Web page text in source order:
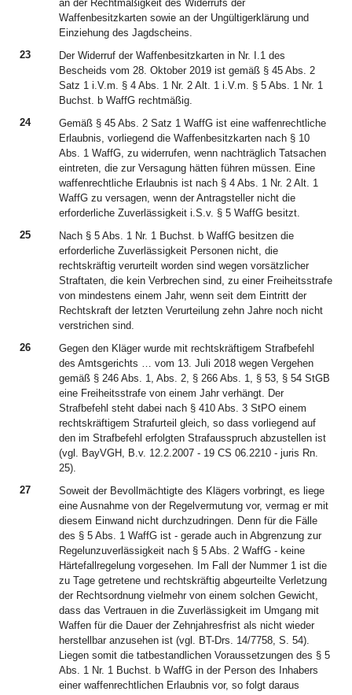
an der Rechtmäßigkeit des Widerrufs der
Waffenbesitzkarten sowie an der Ungültigerklärung und
Einziehung des Jagdscheins.
23
Der Widerruf der Waffenbesitzkarten in Nr. I.1 des
Bescheids vom 28. Oktober 2019 ist gemäß § 45 Abs. 2
Satz 1 i.V.m. § 4 Abs. 1 Nr. 2 Alt. 1 i.V.m. § 5 Abs. 1 Nr. 1
Buchst. b WaffG rechtmäßig.
24
Gemäß § 45 Abs. 2 Satz 1 WaffG ist eine waffenrechtliche
Erlaubnis, vorliegend die Waffenbesitzkarten nach § 10
Abs. 1 WaffG, zu widerrufen, wenn nachträglich Tatsachen
eintreten, die zur Versagung hätten führen müssen. Eine
waffenrechtliche Erlaubnis ist nach § 4 Abs. 1 Nr. 2 Alt. 1
WaffG zu versagen, wenn der Antragsteller nicht die
erforderliche Zuverlässigkeit i.S.v. § 5 WaffG besitzt.
25
Nach § 5 Abs. 1 Nr. 1 Buchst. b WaffG besitzen die
erforderliche Zuverlässigkeit Personen nicht, die
rechtskräftig verurteilt worden sind wegen vorsätzlicher
Straftaten, die kein Verbrechen sind, zu einer Freiheitsstrafe
von mindestens einem Jahr, wenn seit dem Eintritt der
Rechtskraft der letzten Verurteilung zehn Jahre noch nicht
verstrichen sind.
26
Gegen den Kläger wurde mit rechtskräftigem Strafbefehl
des Amtsgerichts … vom 13. Juli 2018 wegen Vergehen
gemäß § 246 Abs. 1, Abs. 2, § 266 Abs. 1, § 53, § 54 StGB
eine Freiheitsstrafe von einem Jahr verhängt. Der
Strafbefehl steht dabei nach § 410 Abs. 3 StPO einem
rechtskräftigem Strafurteil gleich, so dass vorliegend auf
den im Strafbefehl erfolgten Strafausspruch abzustellen ist
(vgl. BayVGH, B.v. 12.2.2007 - 19 CS 06.2210 - juris Rn.
25).
27
Soweit der Bevollmächtigte des Klägers vorbringt, es liege
eine Ausnahme von der Regelvermutung vor, vermag er mit
diesem Einwand nicht durchzudringen. Denn für die Fälle
des § 5 Abs. 1 WaffG ist - gerade auch in Abgrenzung zur
Regelunzuverlässigkeit nach § 5 Abs. 2 WaffG - keine
Härtefallregelung vorgesehen. Im Fall der Nummer 1 ist die
zu Tage getretene und rechtskräftig abgeurteilte Verletzung
der Rechtsordnung vielmehr von einem solchen Gewicht,
dass das Vertrauen in die Zuverlässigkeit im Umgang mit
Waffen für die Dauer der Zehnjahresfrist als nicht wieder
herstellbar anzusehen ist (vgl. BT-Drs. 14/7758, S. 54).
Liegen somit die tatbestandlichen Voraussetzungen des § 5
Abs. 1 Nr. 1 Buchst. b WaffG in der Person des Inhabers
einer waffenrechtlichen Erlaubnis vor, so folgt daraus